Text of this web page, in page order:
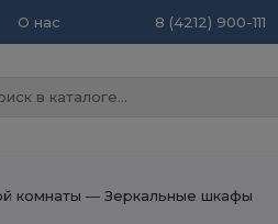
О нас 8 (4212) 900-111
комнаты ― Зеркальные шкафы